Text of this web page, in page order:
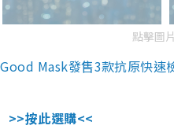
點擊圖
Mask發售3款抗原快
>>按此選購<<